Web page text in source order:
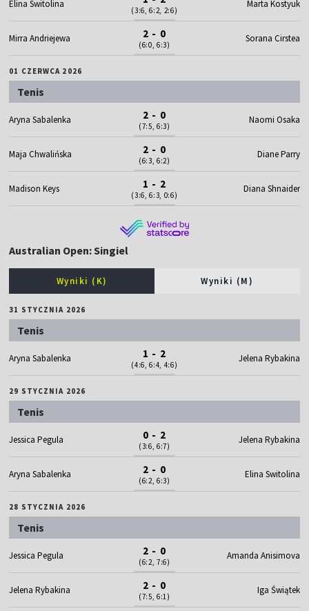
Elina Switolina
(3:6, 6:2, 2:6)
Marta Kostyuk
Mirra Andriejewa 2 - 0
(6:0, 6:3)
Sorana Cirstea
01 CZERWCA 2026
Tenis
Aryna Sabalenka 2 - 0
(7:5, 6:3)
Naomi Osaka
Maja Chwalińska 2 - 0
(6:3, 6:2)
Diane Parry
Madison Keys 1 - 2
(3:6, 6:3, 0:6)
Diana Shnaider
Australian Open: Singiel
Wyniki (K) Wyniki (M)
31 STYCZNIA 2026
Tenis
Aryna Sabalenka 1 - 2
(4:6, 6:4, 4:6)
Jelena Rybakina
29 STYCZNIA 2026
Tenis
Jessica Pegula 0 - 2
(3:6, 6:7)
Jelena Rybakina
Aryna Sabalenka 2 - 0
(6:2, 6:3)
Elina Switolina
28 STYCZNIA 2026
Tenis
Jessica Pegula 2 - 0
(6:2, 7:6)
Amanda Anisimova
Jelena Rybakina 2 - 0
(7:5, 6:1)
Iga Świątek